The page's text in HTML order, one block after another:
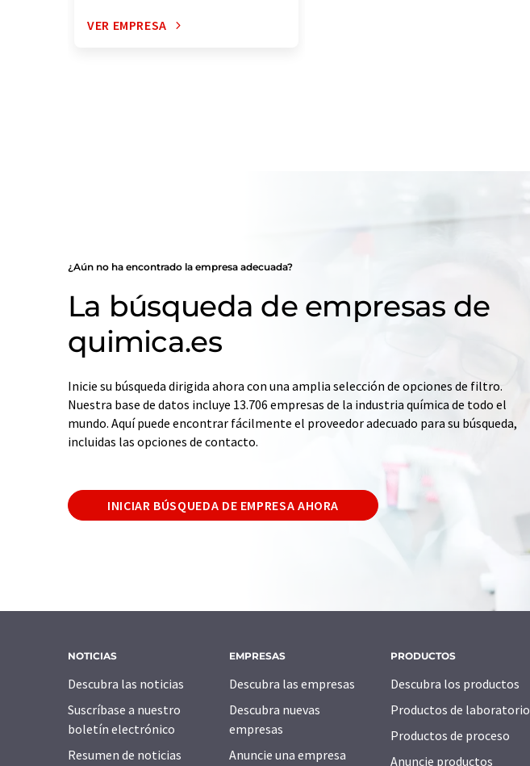
VER EMPRESA
¿Aún no ha encontrado la empresa adecuada?
La búsqueda de empresas de
quimica.es
Inicie su búsqueda dirigida ahora con una amplia selección de opciones de filtro.
Nuestra base de datos incluye 13.706 empresas de la industria química de todo el
mundo. Aquí puede encontrar fácilmente el proveedor adecuado para su búsqueda,
incluidas las opciones de contacto.
INICIAR BÚSQUEDA DE EMPRESA AHORA
NOTICIAS
Descubra las noticias
Suscríbase a nuestro
boletín electrónico
Resumen de noticias
EMPRESAS
Descubra las empresas
Descubra nuevas
empresas
Anuncie una empresa
PRODUCTOS
Descubra los productos
Productos de laboratorio
Productos de proceso
Anuncie productos